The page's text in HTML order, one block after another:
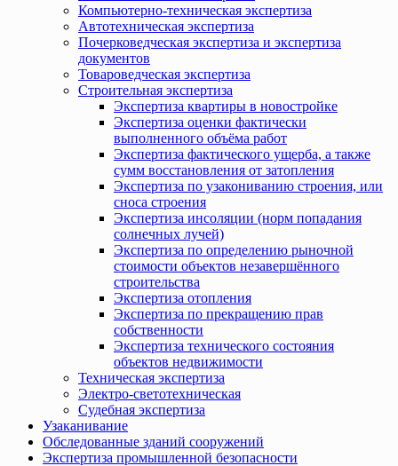
Компьютерно-техническая экспертиза
Автотехническая экспертиза
Почерковедческая экспертиза и экспертиза
документов
Товароведческая экспертиза
Строительная экспертиза
Экспертиза квартиры в новостройке
Экспертиза оценки фактически
выполненного объёма работ
Экспертиза фактического ущерба, а также
сумм восстановления от затопления
Экспертиза по узакониванию строения, или
сноса строения
Экспертиза инсоляции (норм попадания
солнечных лучей)
Экспертиза по определению рыночной
стоимости объектов незавершённого
строительства
Экспертиза отопления
Экспертиза по прекращению прав
собственности
Экспертиза технического состояния
объектов недвижимости
Техническая экспертиза
Электро-светотехническая
Судебная экспертиза
Узаканивание
Обследованные зданий сооружений
Экспертиза промышленной безопасности